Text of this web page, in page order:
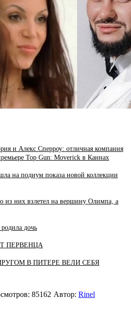
и Алекс Сперроу: отличная компания
Top Gun: Moverick в Каннах
на подиум показа новой коллекции
из них взлетел на вершину Олимпа, а
родила дочь
ПЕРВЕНЦА
В ПИТЕРЕ ВЕЛИ СЕБЯ
85162 Автор: Rinel